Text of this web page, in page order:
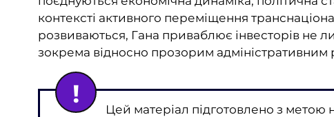
контексті активного переміщення
розвиваються, Гана приваблює інвесторів не
зокрема відносно прозорим адміністративним
Цей матеріал підготовлено з